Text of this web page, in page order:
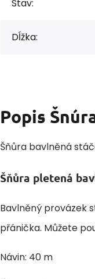
Stav:
Dĺžka:
Popis
Šňůra bavlněná
Šňůra pletená
Bavlněný provázek
přánička. Můžete
Návin: 40 m